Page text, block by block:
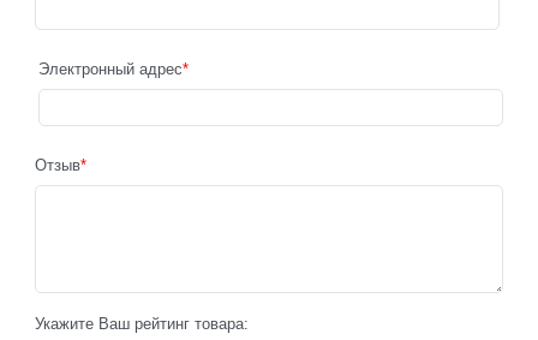
Электронный адрес
Отзыв
Укажите Ваш рейтинг товара: